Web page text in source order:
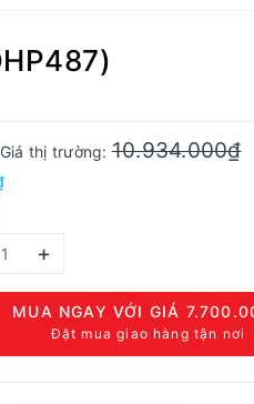
Giá thị trường:10.934.000₫
+
MUA NGAY VỚI GIÁ
Đặt mua giao hàng tận nơi